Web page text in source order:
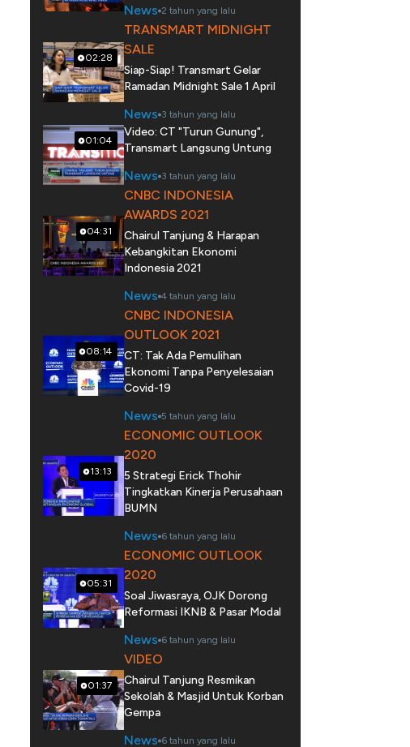
News 2 tahun yang lalu
02:28
TRANSMART MIDNIGHT
SALE
Siap-Siap! Transmart Gelar
Ramadan Midnight Sale 1 April
News 3 tahun yang lalu
01:04
Video: CT "Turun Gunung",
Transmart Langsung Untung
News 3 tahun yang lalu
04:31
CNBC INDONESIA
AWARDS 2021
Chairul Tanjung & Harapan
Kebangkitan Ekonomi
Indonesia 2021
News 4 tahun yang lalu
08:14
CNBC INDONESIA
OUTLOOK 2021
CT: Tak Ada Pemulihan
Ekonomi Tanpa Penyelesaian
Covid-19
News 5 tahun yang lalu
13:13
ECONOMIC OUTLOOK
2020
5 Strategi Erick Thohir
Tingkatkan Kinerja Perusahaan
BUMN
News 6 tahun yang lalu
05:31
ECONOMIC OUTLOOK
2020
Soal Jiwasraya, OJK Dorong
Reformasi IKNB & Pasar Modal
News 6 tahun yang lalu
01:37
VIDEO
Chairul Tanjung Resmikan
Sekolah & Masjid Untuk Korban
Gempa
News 6 tahun yang lalu